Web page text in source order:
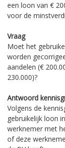
een loon van €
voor de
Vraag
Moet het
worden
aandelen (€
230.000)?
Antwoord
Volgens de
gebruikelijk loon
werknemer met
of deze